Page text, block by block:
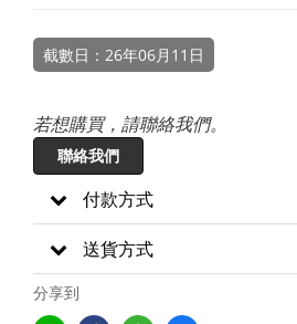
截數日：26年06月11日
若想購買，請聯絡我們。
聯絡我們
付款方式
送貨方式
分享到